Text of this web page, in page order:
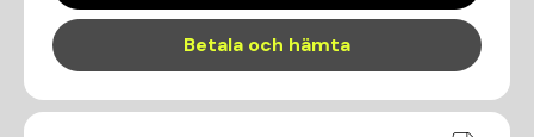
Betala och hämta